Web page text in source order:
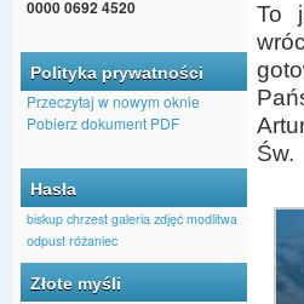
0000 0692 4520
Polityka prywatności
Przeczytaj w nowym oknie
Pobierz dokument PDF
Hasła
biskup chrzest galeria zdjęć modlitwa
odpust różaniec
Złote myśli
To
Św.